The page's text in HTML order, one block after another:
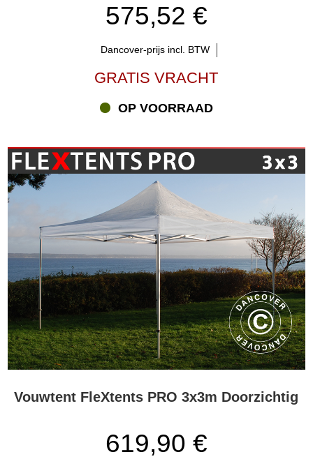
575,52 €
Dancover-prijs incl. BTW
GRATIS VRACHT
OP VOORRAAD
Vouwtent FleXtents PRO 3x3m Doorzichtig
619,90 €